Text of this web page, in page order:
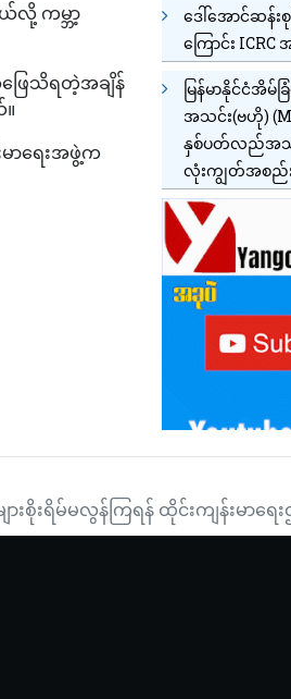
လို့ ကမ္ဘာ့
ြေသိရတဲ့အချိန်
ာရေးအဖွဲ့က
ရစ္ဆာန်ချစ်သူများ နှစ်သက်အားပေး
)နာရီခရီးအောင်မြင်စွာစမ်းသပ်ပျံသန်းနိုင်
ဒေါ်အောင်ဆန်
ကြောင်း
မြန်မာနိုင်ငံအိမ်
အသင်း(ဗဟို)
နှစ်ပတ်လည်အသ
လုံးကျွတ်အစည်း
းရိမ်မလွန်ကြရန် ထိုင်းကျန်းမာရေ